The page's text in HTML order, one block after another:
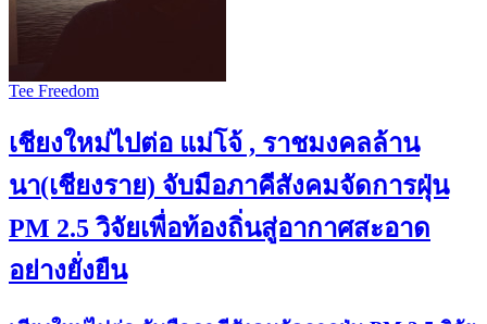
Tee Freedom
เชียงใหม่ไปต่อ แม่โจ้ , ราชมงคลล้าน
นา(เชียงราย) จับมือภาคีสังคมจัดการฝุ่น
PM 2.5 วิจัยเพื่อท้องถิ่นสู่อากาศสะอาด
อย่างยั่งยืน